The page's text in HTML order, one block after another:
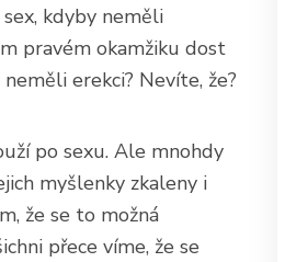
kdyby neměli
pravém okamžiku dost
erekci? Nevíte, že?
po sexu. Ale mnohdy
myšlenky zkaleny i
že se to možná
přece víme, že se